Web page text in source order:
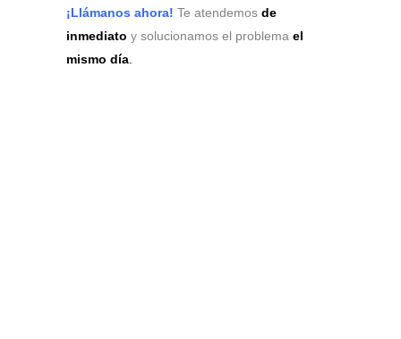
¡Llámanos ahora! Te atendemos de
inmediato y solucionamos el problema el
mismo día.